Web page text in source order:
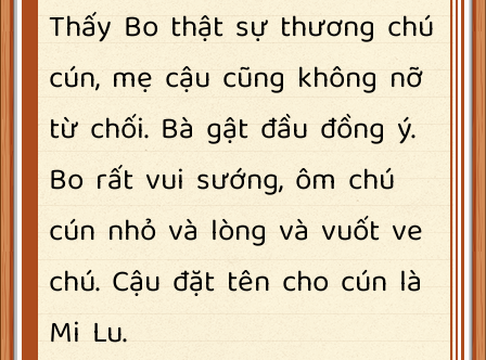
Thấy Bo thật sự thương chú
cún, mẹ cậu cũng không nỡ
từ chối. Bà gật đầu đồng ý.
Bo rất vui sướng, ôm chú
cún nhỏ và lòng và vuốt ve
chú. Cậu đặt tên cho cún là
Mi Lu.